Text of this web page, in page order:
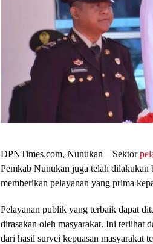
DPNTimes.com, Nunukan – Sektor
Pemkab Nunukan juga telah dilakukan
memberikan pelayanan yang prima
Pelayanan publik yang terbaik dapat
dirasakan oleh masyarakat. Ini terlihat
dari hasil survei kepuasan masyarakat